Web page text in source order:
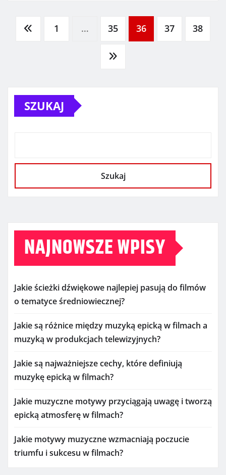
Stronicowanie
1 … 35 36 37 38
SZUKAJ
Szukaj
NAJNOWSZE WPISY
Jakie ścieżki dźwiękowe najlepiej pasują do filmów
o tematyce średniowiecznej?
Jakie są różnice między muzyką epicką w filmach a
muzyką w produkcjach telewizyjnych?
Jakie są najważniejsze cechy, które definiują
muzykę epicką w filmach?
Jakie muzyczne motywy przyciągają uwagę i tworzą
epicką atmosferę w filmach?
Jakie motywy muzyczne wzmacniają poczucie
triumfu i sukcesu w filmach?